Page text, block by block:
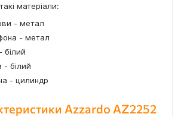
матеріали:
- метал
- метал
білий
- білий
- цилиндр
Azzardo AZ2252